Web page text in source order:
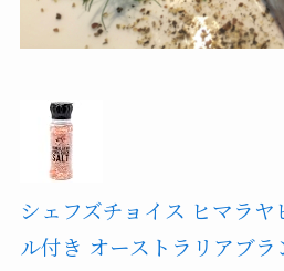
シェフズチョイス ヒマラヤ
ル付き オーストラリアブラ